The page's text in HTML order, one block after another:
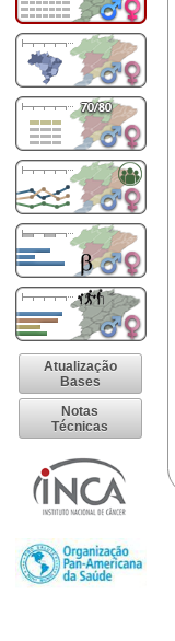
Atualização
Bases
Notas
Técnicas